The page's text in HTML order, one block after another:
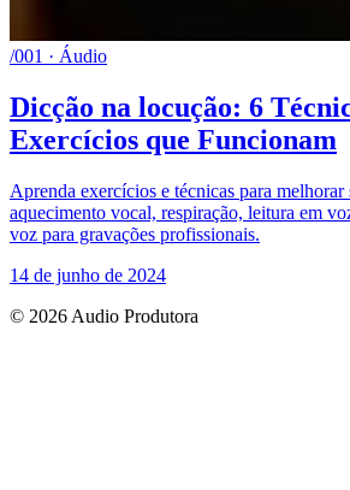
/001 · Áudio
Dicção na locução: 6
Exercícios que Funcionam
Aprenda exercícios e técnicas para
aquecimento vocal, respiração, leitura em
voz para gravações profissionais.
14 de junho de 2024
© 2026 Audio Produtora